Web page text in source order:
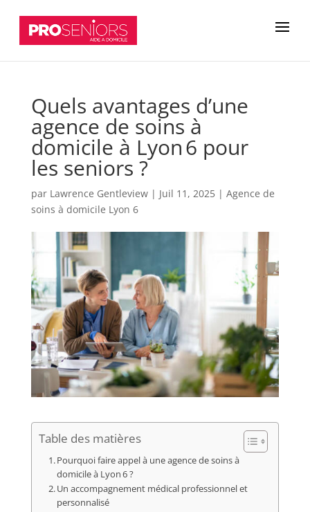
Quels avantages d’une
agence de soins à
domicile à Lyon 6 pour
les seniors ?
par Lawrence Gentleview| Juil 11, 2025| Agence de
soins à domicile Lyon 6
Table des matières
Pourquoi faire appel à une agence de soins à
domicile à Lyon 6 ?
Un accompagnement médical professionnel et
personnalisé